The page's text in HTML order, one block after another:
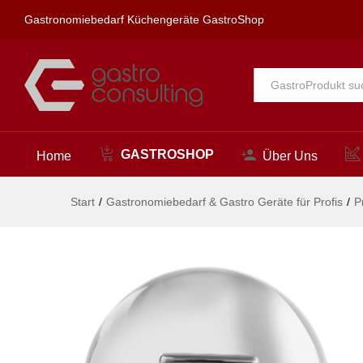
Gastronomiebedarf Küchengeräte GastroShop
Alle
Home GASTROSHOP Über Uns
Start / Gastronomiebedarf & Gastro Geräte für Profis /
Beschreibung